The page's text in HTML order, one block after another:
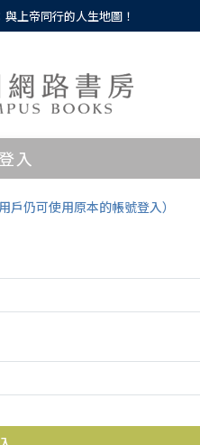
上帝同行的人生地圖！
入
仍可使用原本的帳號登入）